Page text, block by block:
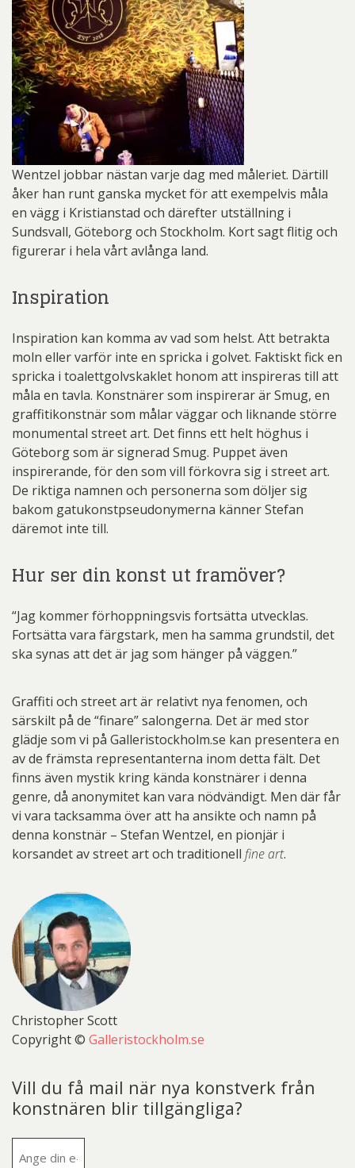
Wentzel jobbar nästan varje dag med måleriet. Därtill
åker han runt ganska mycket för att exempelvis måla
en vägg i Kristianstad och därefter utställning i
Sundsvall, Göteborg och Stockholm. Kort sagt flitig och
figurerar i hela vårt avlånga land.
Inspiration
Inspiration kan komma av vad som helst. Att betrakta
moln eller varför inte en spricka i golvet. Faktiskt fick en
spricka i toalettgolvskaklet honom att inspireras till att
måla en tavla. Konstnärer som inspirerar är Smug, en
graffitikonstnär som målar väggar och liknande större
monumental street art. Det finns ett helt höghus i
Göteborg som är signerad Smug. Puppet även
inspirerande, för den som vill förkovra sig i street art.
De riktiga namnen och personerna som döljer sig
bakom gatukonstpseudonymerna känner Stefan
däremot inte till.
Hur ser din konst ut framöver?
“Jag kommer förhoppningsvis fortsätta utvecklas.
Fortsätta vara färgstark, men ha samma grundstil, det
ska synas att det är jag som hänger på väggen.”
Graffiti och street art är relativt nya fenomen, och
särskilt på de “finare” salongerna. Det är med stor
glädje som vi på Galleristockholm.se kan presentera en
av de främsta representanterna inom detta fält. Det
finns även mystik kring kända konstnärer i denna
genre, då anonymitet kan vara nödvändigt. Men där får
vi vara tacksamma över att ha ansikte och namn på
denna konstnär – Stefan Wentzel, en pionjär i
korsandet av street art och traditionell fine art.
Christopher Scott
Copyright © Galleristockholm.se
Vill du få mail när nya konstverk från
konstnären blir tillgängliga?